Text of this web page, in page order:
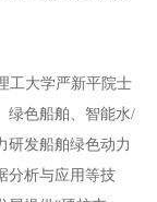
工大学严新平院士
绿色船舶、智能水/
研发船舶绿色动力
分析与应用等技